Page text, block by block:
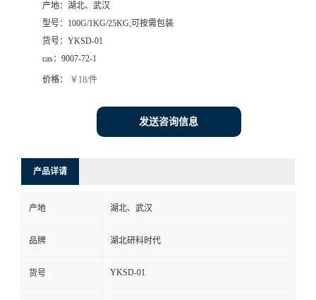
产地： 湖北、武汉
型号： 100G/1KG/25KG;可按需包装
货号： YKSD-01
cas： 9007-72-1
价格： ￥18/件
发送咨询信息
产品详请
产地 湖北、武汉
品牌 湖北研科时代
货号 YKSD-01